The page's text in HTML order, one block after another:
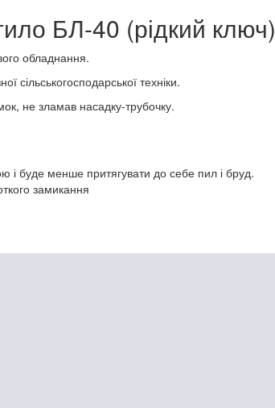
БЛ-40 (рідкий ключ)
обладнання.
сільськогосподарської техніки.
не зламав насадку-трубочку.
і буде менше притягувати до себе пил і бруд.
замикання